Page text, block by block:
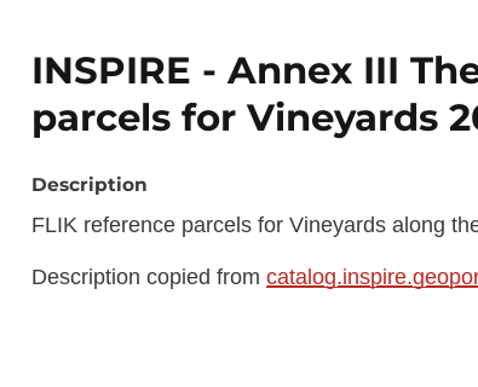
INSPIRE - Annex III
parcels for Vineyards
Description
FLIK reference parcels for Vineyards along
Description copied from